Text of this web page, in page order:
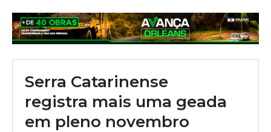
Serra Catarinense
registra mais uma geada
em pleno novembro